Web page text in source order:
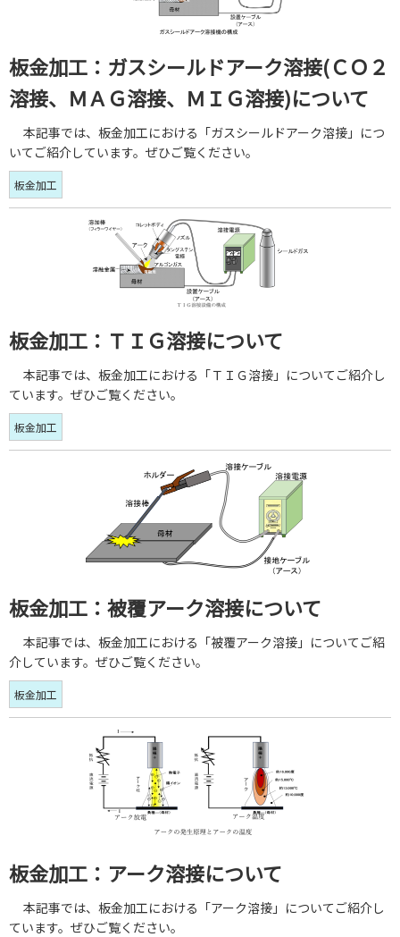
板金加工：ガスシールドアーク溶接(ＣＯ２
溶接、ＭＡＧ溶接、ＭＩＧ溶接)について
本記事では、板金加工における「ガスシールドアーク溶接」につ
いてご紹介しています。ぜひご覧ください。
板金加工
板金加工：ＴＩＧ溶接について
本記事では、板金加工における「ＴＩＧ溶接」についてご紹介し
ています。ぜひご覧ください。
板金加工
板金加工：被覆アーク溶接について
本記事では、板金加工における「被覆アーク溶接」についてご紹
介しています。ぜひご覧ください。
板金加工
板金加工：アーク溶接について
本記事では、板金加工における「アーク溶接」についてご紹介し
ています。ぜひご覧ください。